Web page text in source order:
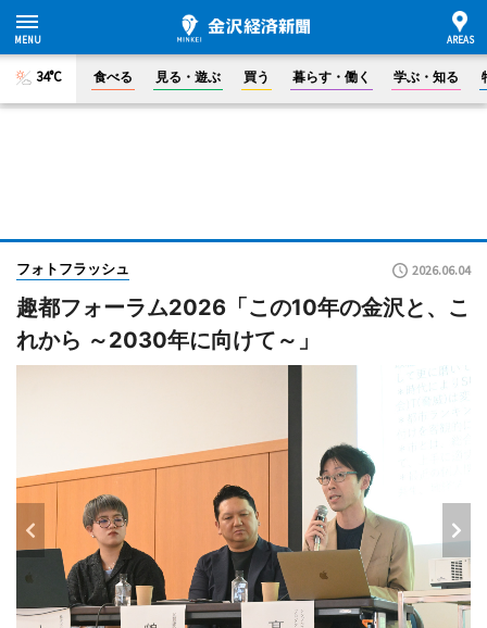
34°C 食べる 見る・遊ぶ 買う 暮らす・働く 学ぶ・知る
フォトフラッシュ 2026.06.04
趣都フォーラム2026「この10年の金沢と、こ
れから ～2030年に向けて～」